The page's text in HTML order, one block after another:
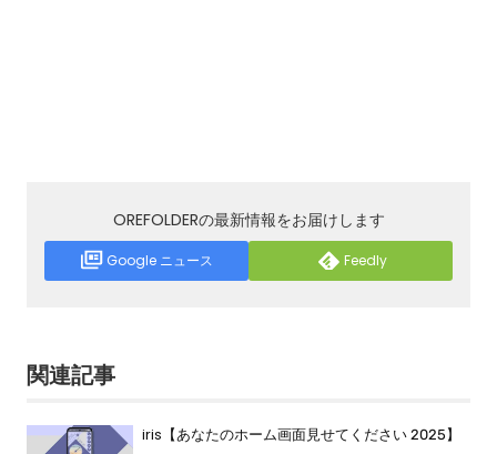
OREFOLDERの最新情報をお届けします
Google ニュース Feedly
関連記事
iris【あなたのホーム画面見せてください 2025】